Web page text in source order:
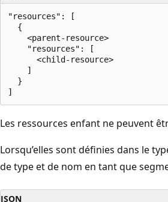
"resources": [
  {
    <parent-resource>
    "resources": [
      <child-resource>
    ]
  }
Les ressources enfant ne peuvent
Lorsqu’elles sont définies dans le
de type et de nom en tant que
JSON